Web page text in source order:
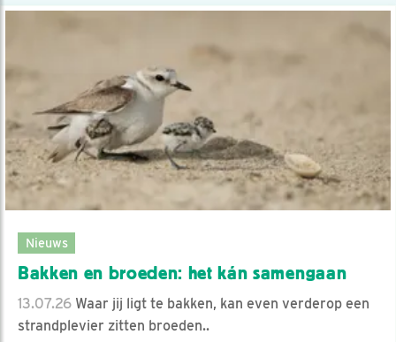
Nieuws
Bakken en broeden: het kán samengaan
13.07.26 Waar jij ligt te bakken, kan even verderop een
strandplevier zitten broeden..